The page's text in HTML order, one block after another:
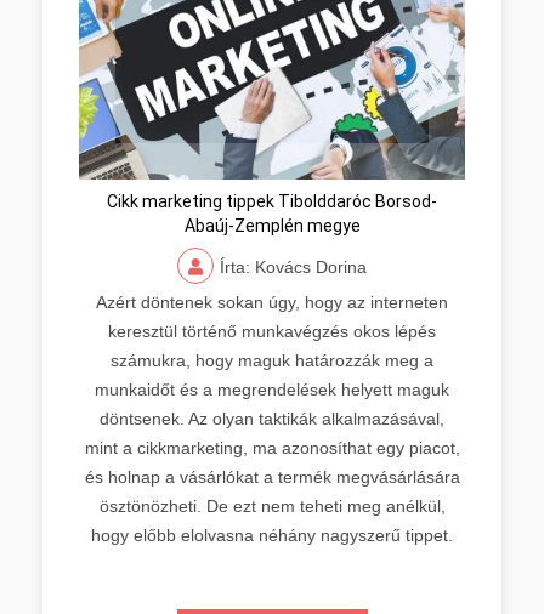
Cikk marketing tippek Tibolddaróc Borsod-
Abaúj-Zemplén megye
Írta: Kovács Dorina
Azért döntenek sokan úgy, hogy az interneten
keresztül történő munkavégzés okos lépés
számukra, hogy maguk határozzák meg a
munkaidőt és a megrendelések helyett maguk
döntsenek. Az olyan taktikák alkalmazásával,
mint a cikkmarketing, ma azonosíthat egy piacot,
és holnap a vásárlókat a termék megvásárlására
ösztönözheti. De ezt nem teheti meg anélkül,
hogy előbb elolvasna néhány nagyszerű tippet.